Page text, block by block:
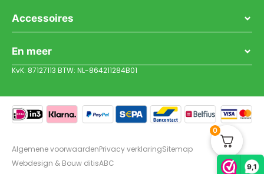
9,1
Accessoires
En meer
KvK: 87127113 BTW: NL-864211284B01
Algemene voorwaardenPrivacy verklaringSitemap
Webdesign & Bouw ditisABC
0